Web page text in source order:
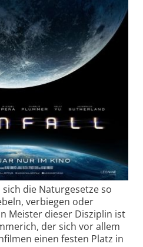
die Naturgesetze so
verbiegen oder
Meister dieser Disziplin ist
der sich vor allem
einen festen Platz in